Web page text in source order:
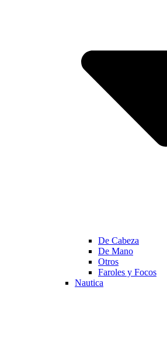
De Cabeza
De Mano
Otros
Faroles y Focos
Nautica